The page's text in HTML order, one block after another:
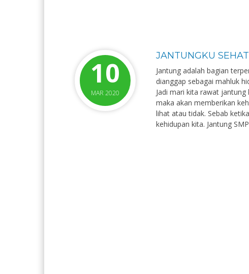
10
MAR 2020
JANTUNGKU
Jantung adalah bagian
dianggap sebagai mahluk
Jadi mari kita rawat
maka akan memberikan
lihat atau tidak. Sebab
kehidupan kita. Jantung